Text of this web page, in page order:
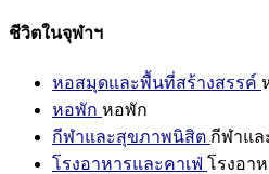
ชีวิตในจุฬาฯ
หอสมุดและพื้นที่สร้างสรรค์
หอพัก หอพัก
กีฬาและสุขภาพนิสิต กีฬาแ
โรงอาหารและคาเฟ่ โรงอา